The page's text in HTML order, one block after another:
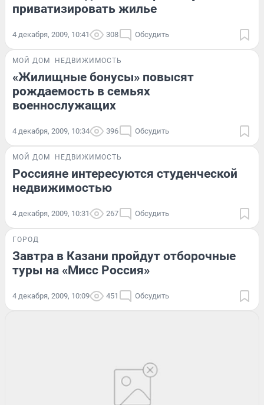
приватизировать жилье
4 декабря, 2009, 10:41 308 Обсудить
МОЙ ДОМ НЕДВИЖИМОСТЬ
«Жилищные бонусы» повысят
рождаемость в семьях
военнослужащих
4 декабря, 2009, 10:34 396 Обсудить
МОЙ ДОМ НЕДВИЖИМОСТЬ
Россияне интересуются студенческой
недвижимостью
4 декабря, 2009, 10:31 267 Обсудить
ГОРОД
Завтра в Казани пройдут отборочные
туры на «Мисс Россия»
4 декабря, 2009, 10:09 451 Обсудить